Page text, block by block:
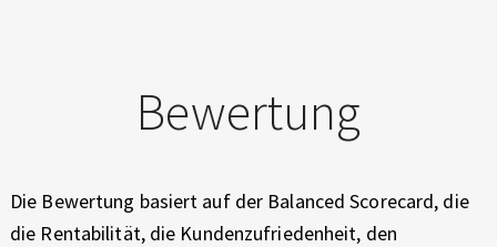
Bewertung
Die Bewertung basiert auf der Balanced Scorecard, die
die Rentabilität, die Kundenzufriedenheit, den